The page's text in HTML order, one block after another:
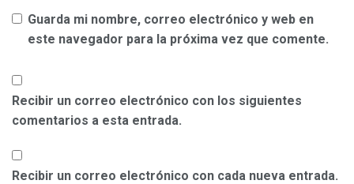
Guarda mi nombre, correo electrónico y web en
este navegador para la próxima vez que comente.
Recibir un correo electrónico con los siguientes
comentarios a esta entrada.
Recibir un correo electrónico con cada nueva entrada.